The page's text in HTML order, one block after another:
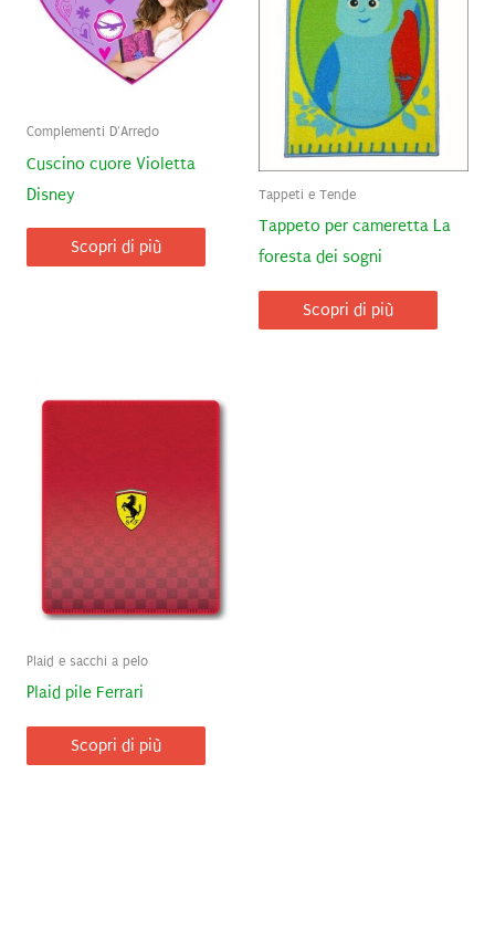
Complementi D'Arredo
Cuscino cuore Violetta
Disney
Scopri di più
Tappeti e Tende
Tappeto per cameretta La
foresta dei sogni
Scopri di più
Plaid e sacchi a pelo
Plaid pile Ferrari
Scopri di più